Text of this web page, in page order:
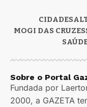
CIDADES
MOGI DAS CRUZES
Sobre o Portal
Fundada por
2000, a GAZETA